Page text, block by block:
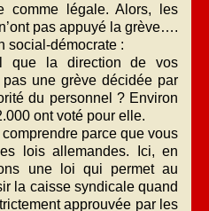
comme légale. Alors, les
pas appuyé la grève….
social-démocrate :
que la direction de vos
pas une grève décidée par
du personnel ? Environ
ont voté pour elle.
parce que vous
lois allemandes. Ici, en
une loi qui permet au
la caisse syndicale quand
approuvée par les